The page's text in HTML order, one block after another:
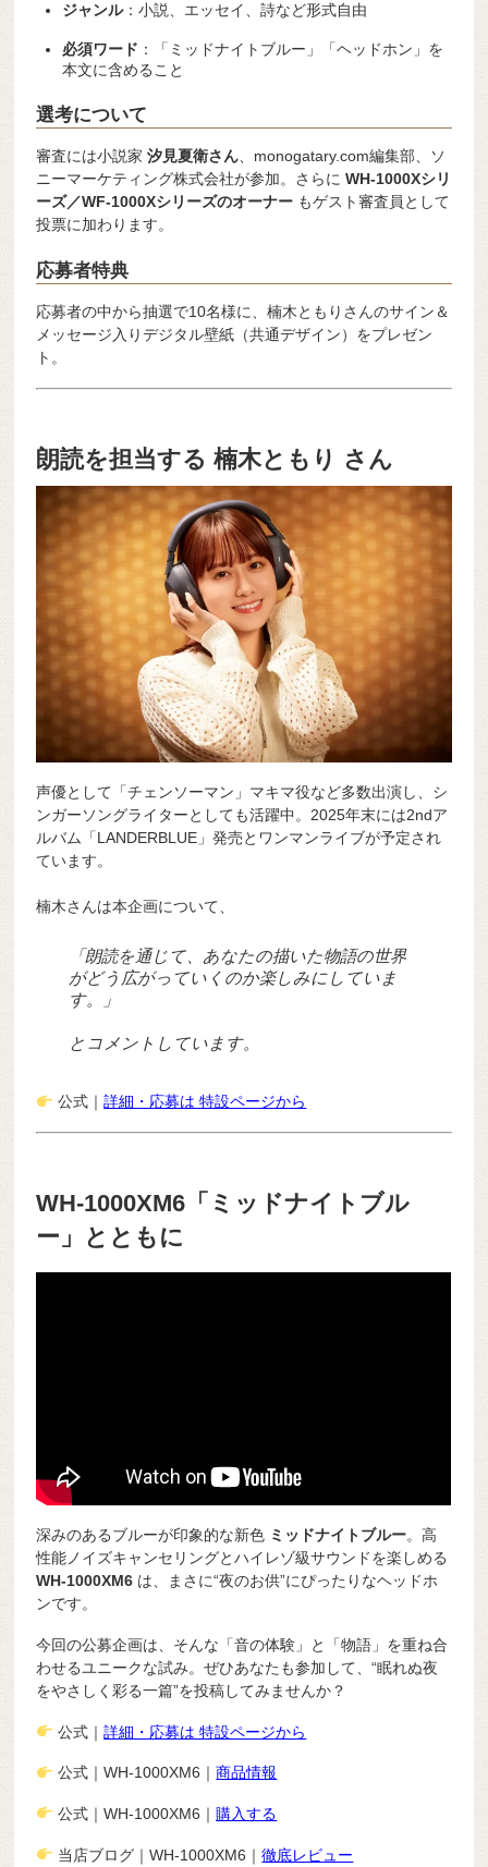
ジャンル：小説、エッセイ、詩など形式自由
必須ワード ：「ミッドナイトブルー」「ヘッドホン」を
本文に含めること
選考について
審査には小説家汐見夏衛さん、monogatary.com編集部、ソ
ニーマーケティング株式会社が参加。さらにWH-1000Xシリ
ーズ／WF-1000Xシリーズのオーナー もゲスト審査員として
投票に加わります。
応募者特典
応募者の中から抽選で10名様に、楠木ともりさんのサイン＆
メッセージ入りデジタル壁紙（共通デザイン）をプレゼン
ト。
朗読を担当する 楠木ともり さん
声優として「チェンソーマン」マキマ役など多数出演し、シ
ンガーソングライターとしても活躍中。2025年末には2ndア
ルバム「LANDERBLUE」発売とワンマンライブが予定され
ています。
楠木さんは本企画について、
「朗読を通じて、あなたの描いた物語の世界
がどう広がっていくのか楽しみにしていま
す。」
とコメントしています。
公式｜詳細・応募は 特設ページから
WH-1000XM6「ミッドナイトブル
ー」とともに
深みのあるブルーが印象的な新色 ミッドナイトブルー。高
性能ノイズキャンセリングとハイレゾ級サウンドを楽しめる
WH-1000XM6 は、まさに“夜のお供”にぴったりなヘッドホ
ンです。
今回の公募企画は、そんな「音の体験」と「物語」を重ね合
わせるユニークな試み。ぜひあなたも参加して、“眠れぬ夜
をやさしく彩る一篇”を投稿してみませんか？
公式｜詳細・応募は 特設ページから
公式｜WH-1000XM6｜商品情報
公式｜WH-1000XM6｜ 購入する
当店ブログ｜WH-1000XM6｜徹底レビュー